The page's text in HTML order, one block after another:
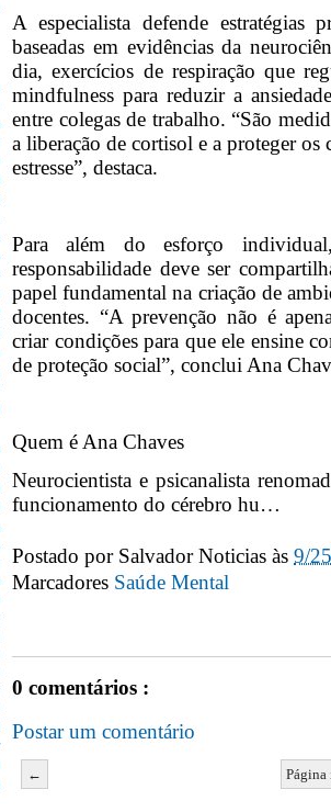
A especialista defende estratégias
baseadas em evidências da
dia, exercícios de respiração que
mindfulness para reduzir a
entre colegas de trabalho. “São
a liberação de cortisol e a proteger
estresse”, destaca.
Para além do esforço
responsabilidade deve ser
papel fundamental na criação de
docentes. “A prevenção não é
criar condições para que ele ensine
de proteção social”, conclui Ana
Quem é Ana Chaves
Neurocientista e psicanalista
funcionamento do cérebro hu…
Postado por Salvador Noticias às 9/
Marcadores Saúde Mental
0 comentários :
Postar um comentário
←